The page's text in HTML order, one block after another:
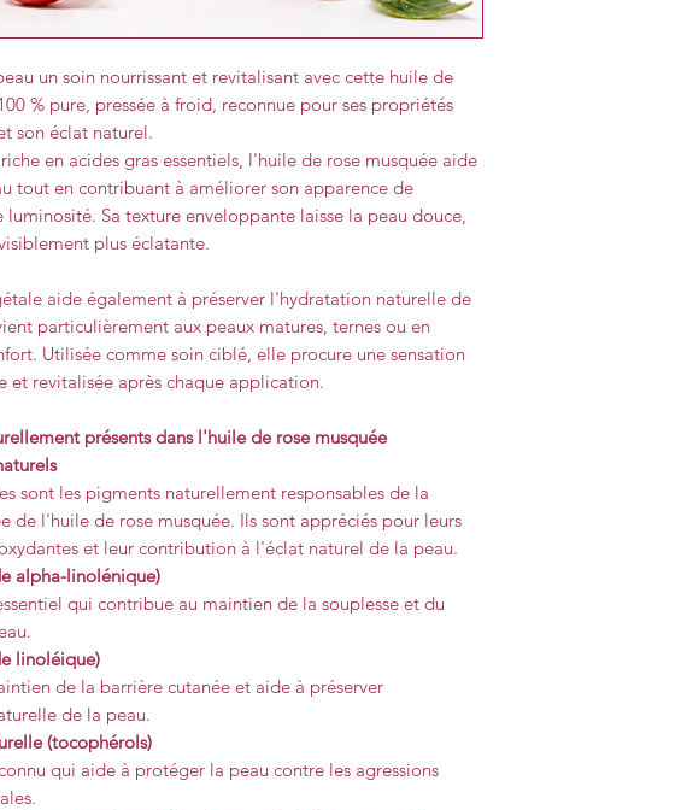
un soin nourrissant et revitalisant avec cette huile de
% pure, pressée à froid, reconnue pour ses propriétés
son éclat naturel.
en acides gras essentiels, l'huile de rose musquée aide
tout en contribuant à améliorer son apparence de
luminosité. Sa texture enveloppante laisse la peau douce,
plus éclatante.
aide également à préserver l'hydratation naturelle de
particulièrement aux peaux matures, ternes ou en
Utilisée comme soin ciblé, elle procure une sensation
et revitalisée après chaque application.
présents dans l'huile de rose musquée
sont les pigments naturellement responsables de la
de l'huile de rose musquée. Ils sont appréciés pour leurs
et leur contribution à l'éclat naturel de la peau.
alpha-linolénique)
qui contribue au maintien de la souplesse et du
linoléique)
de la barrière cutanée et aide à préserver
de la peau.
(tocophérols)
qui aide à protéger la peau contre les agressions